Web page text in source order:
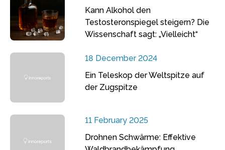
Kann Alkohol den
Testosteronspiegel steigern? Die
Wissenschaft sagt: „Vielleicht“
18 December 2024
Ein Teleskop der Weltspitze auf
der Zugspitze
11 February 2025
Drohnen Schwärme: Effektive